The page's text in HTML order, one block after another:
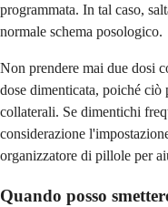
programmata. In tal caso,
normale schema posologico.
Non prendere mai due dosi
dose dimenticata, poiché
collaterali. Se dimentichi
considerazione
organizzatore di pillole per
Quando posso